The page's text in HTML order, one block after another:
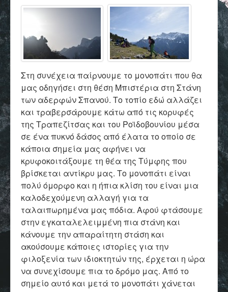
Στη συνέχεια παίρνουμε το μονοπάτι που θα
μας οδηγήσει στη θέση Μπιστέρια στη Στάνη
των αδερφών Σπανού. Το τοπίο εδώ αλλάζει
και τραβερσάρουμε κάτω από τις κορυφές
της Τραπεζίτσας και του Ροϊδοβουνίου μέσα
σε ένα πυκνό δάσος από έλατα το οποίο σε
κάποια σημεία μας αφήνει να
κρυφοκοιτάξουμε τη θέα της Τύμφης που
βρίσκεται αντίκρυ μας. Το μονοπάτι είναι
πολύ όμορφο και η ήπια κλίση του είναι μια
καλοδεχούμενη αλλαγή για τα
ταλαιπωρημένα μας πόδια. Αφού φτάσουμε
στην εγκαταλελειμμένη πια στάνη και
κάνουμε την απαραίτητη στάση και
ακούσουμε κάποιες ιστορίες για την
φιλοξενία των ιδιοκτητών της, έρχεται η ώρα
να συνεχίσουμε πια το δρόμο μας. Από το
σημείο αυτό και μετά το μονοπάτι χάνεται